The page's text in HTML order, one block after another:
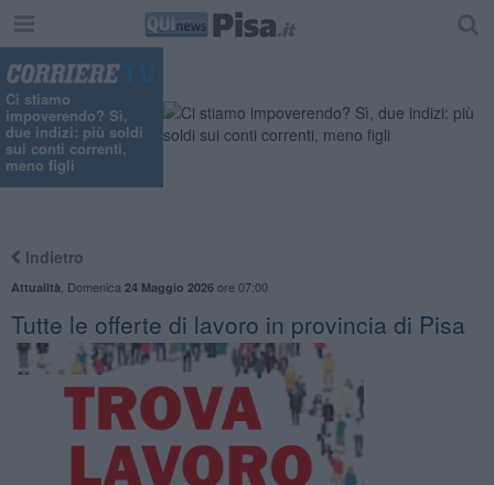
Ci stiamo
impoverendo? Sì,
due indizi: più soldi
sui conti correnti,
meno figli
Indietro
Attualità Domenica 24 Maggio 2026ore 07:00
​Tutte le offerte di lavoro in provincia di Pisa